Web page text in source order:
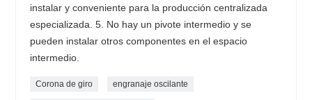
instalar y conveniente para la producción centralizada
especializada. 5. No hay un pivote intermedio y se
pueden instalar otros componentes en el espacio
intermedio.
Corona de giro engranaje oscilante